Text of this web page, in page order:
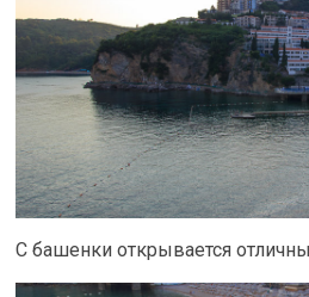
С башенки открывается